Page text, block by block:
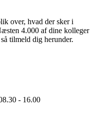
over, hvad der sker i
4.000 af dine kolleger
tilmeld dig herunder.
- 16.00